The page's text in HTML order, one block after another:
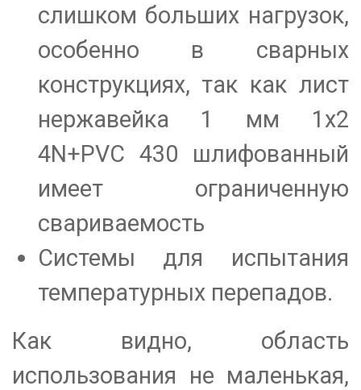
слишком больших нагрузок,
особенно в сварных
конструкциях, так как лист
нержавейка 1 мм 1х2
4N+PVC 430 шлифованный
имеет ограниченную
свариваемость
Системы для испытания
температурных перепадов.
Как видно, область
использования не маленькая,